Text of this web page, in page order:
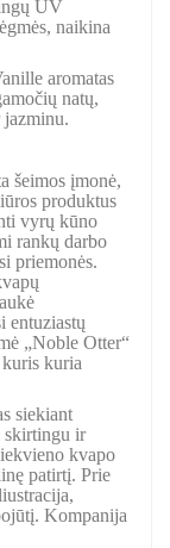
UV
naikina
aromatas
natų,
šeimos įmonė,
produktus
vyrų kūno
rankų darbo
priemonės.
entuziastų
„Noble Otter“
kuria
siekiant
skirtingu ir
kvapo
patirtį. Prie
Kompanija